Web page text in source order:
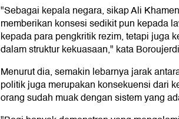
"Sebagai kepala negara, sikap Ali
memberikan konsesi sedikit pun kepada
kepada para pengkritik rezim, tetapi juga
dalam struktur kekuasaan," kata
Menurut dia, semakin lebarnya jarak
politik juga merupakan konsekuensi dari
orang sudah muak dengan sistem yang